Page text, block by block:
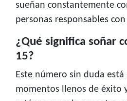
sueñan constantemente
personas responsables
¿Qué significa soñar
15?
Este número sin duda
momentos llenos de éxito